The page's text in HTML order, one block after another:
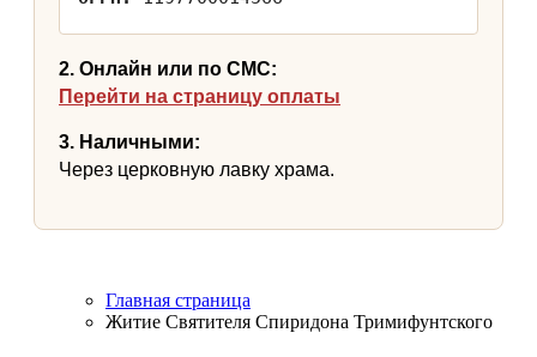
2. Онлайн или по СМС:
Перейти на страницу оплаты
3. Наличными:
Через церковную лавку храма.
Главная страница
Житие Cвятителя Спиридона Тримифунтского